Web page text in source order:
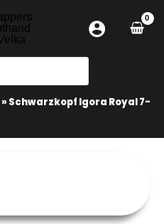
» Schwarzkopf Igora Royal 7-